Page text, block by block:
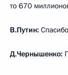
то 670
В.Путин:
Д.Чернышенко: